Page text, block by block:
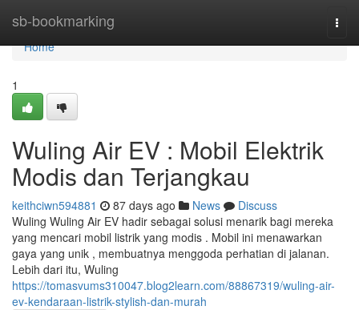
sb-bookmarking
Home
Home
1
Wuling Air EV : Mobil Elektrik
Modis dan Terjangkau
keithciwn594881 87 days ago News
Discuss
Wuling Wuling Air EV hadir sebagai solusi menarik bagi mereka
yang mencari mobil listrik yang modis . Mobil ini menawarkan
gaya yang unik , membuatnya menggoda perhatian di jalanan.
Lebih dari itu, Wuling
https://tomasvums310047.blog2learn.com/88867319/wuling-air-
ev-kendaraan-listrik-stylish-dan-murah